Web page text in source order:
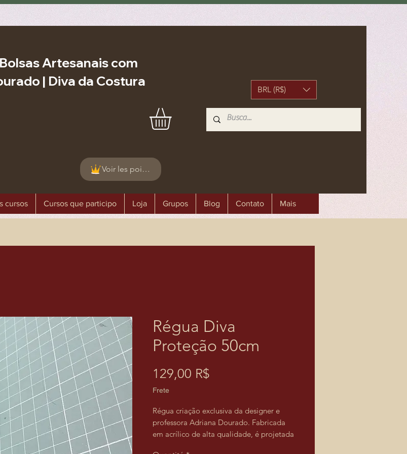
Artesanais com
| Diva da Costura
BRL (R$)
Voir les points
cursos Cursos que participo Loja Grupos Blog Contato Mais
Régua Diva
Proteção 50cm
129,00 R$
Frete
Régua criação exclusiva da designer e
professora Adriana Dourado. Fabricada
em acrílico de alta qualidade, é projetada